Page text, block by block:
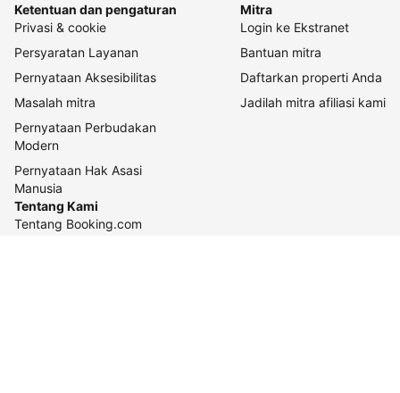
Ketentuan dan pengaturan
Privasi & cookie
Persyaratan Layanan
Pernyataan Aksesibilitas
Masalah mitra
Pernyataan Perbudakan
Modern
Pernyataan Hak Asasi
Manusia
Mitra
Login ke Ekstranet
Bantuan mitra
Daftarkan properti Anda
Jadilah mitra afiliasi kami
Tentang Kami
Tentang Booking.com